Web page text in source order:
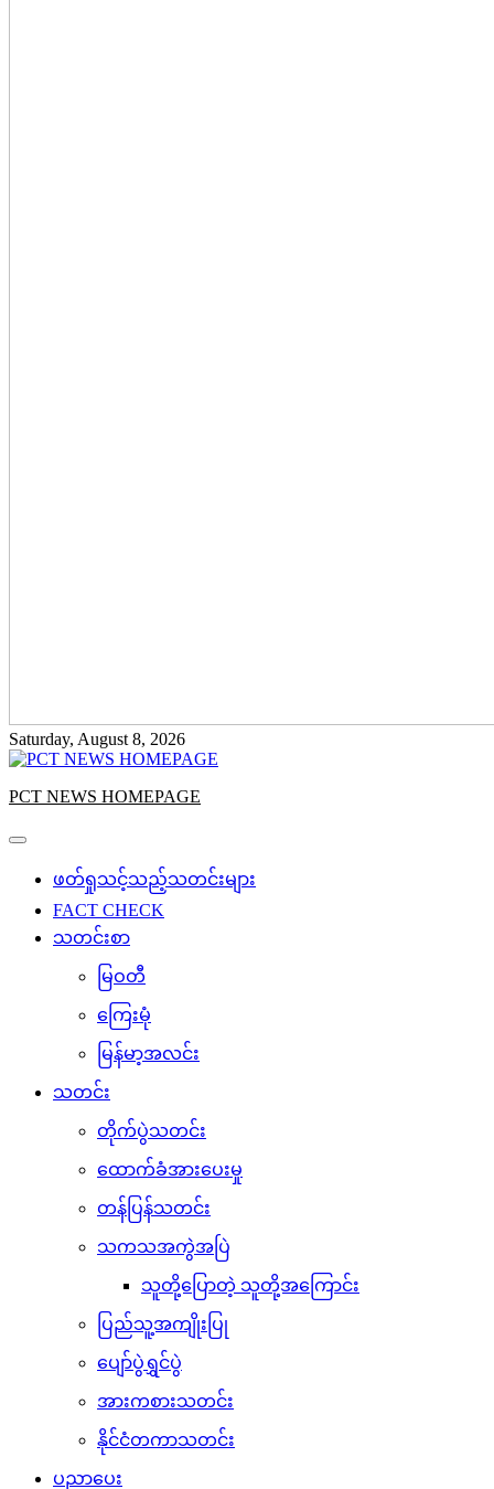
Saturday, August 8, 2026
PCT NEWS HOMEPAGE
ဖတ်ရှုသင့်သည့်သတင်းများ
FACT CHECK
သတင်းစာ
မြဝတီ
ကြေးမုံ
မြန်မာ့အလင်း
သတင်း
တိုက်ပွဲသတင်း
ထောက်ခံအားပေးမှု
တန်ပြန်သတင်း
သကသအကွဲအပြဲ
သူတို့ပြောတဲ့ သူတို့အကြောင်း
ပြည်သူ့အကျိုးပြု
ပျော်ပွဲရွှင်ပွဲ
အားကစားသတင်း
နိုင်ငံတကာသတင်း
ပညာပေး